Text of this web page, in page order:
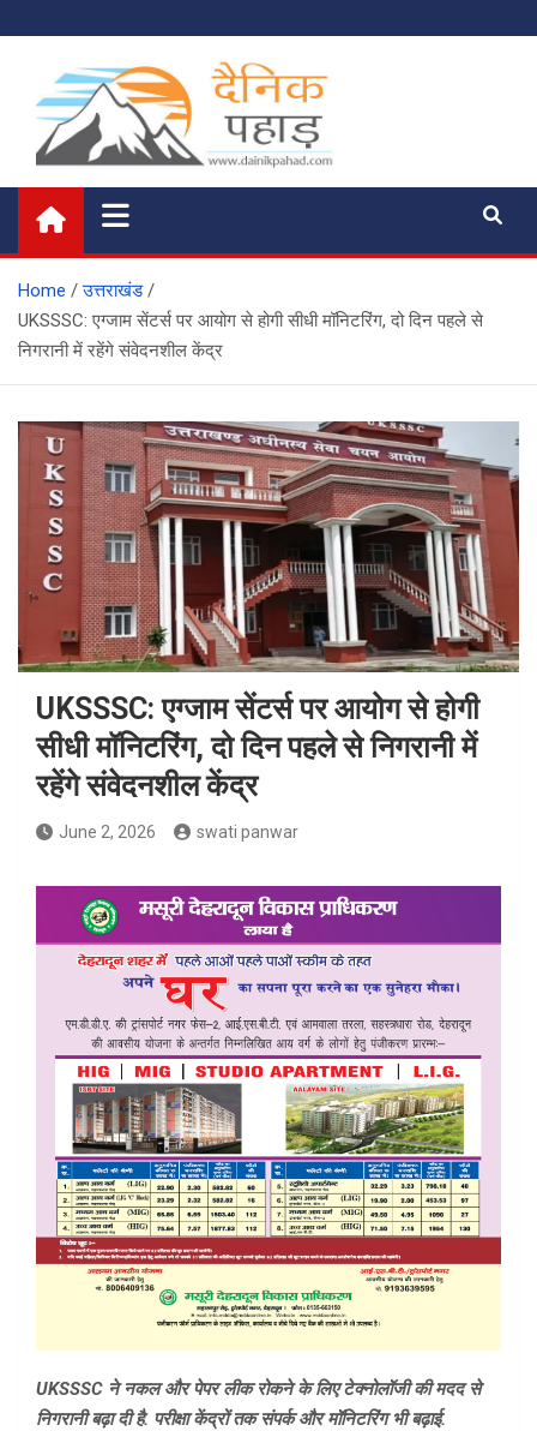
to
content
दैनिक पहाड़
News of the Day
Home
उत्तराखंड
UKSSSC: एग्जाम सेंटर्स पर आयोग से होगी सीधी मॉनिटरिंग, दो दिन पहले से
निगरानी में रहेंगे संवेदनशील केंद्र
UKSSSC: एग्जाम सेंटर्स पर आयोग से होगी
सीधी मॉनिटरिंग, दो दिन पहले से निगरानी में
रहेंगे संवेदनशील केंद्र
June 2, 2026 swati panwar
UKSSSC ने नकल और पेपर लीक रोकने के लिए टेक्नोलॉजी की मदद से
निगरानी बढ़ा दी है. परीक्षा केंद्रों तक संपर्क और मॉनिटरिंग भी बढ़ाई.